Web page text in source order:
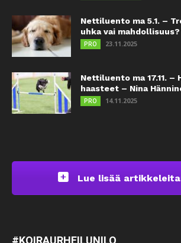
Nettiluento ma 5.1. –
uhka vai
PRO 23.11.2025
Nettiluento ma 17.11. –
haasteet – Nina
PRO 14.11.2025
Lue lisää
#KOIRAURHEILUNILO